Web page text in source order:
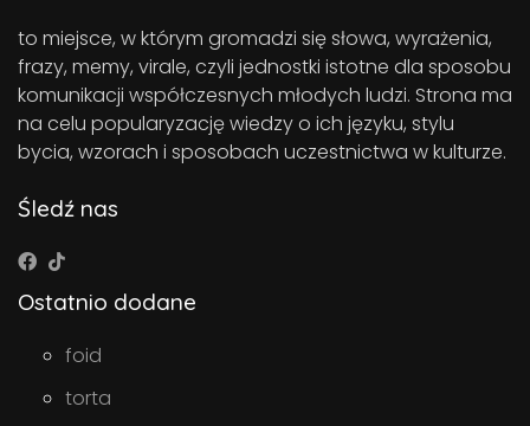
to miejsce, w którym gromadzi się słowa, wyrażenia,
frazy, memy, virale, czyli jednostki istotne dla sposobu
komunikacji współczesnych młodych ludzi. Strona ma
na celu popularyzację wiedzy o ich języku, stylu
bycia, wzorach i sposobach uczestnictwa w kulturze.
Śledź nas
Ostatnio dodane
foid
torta